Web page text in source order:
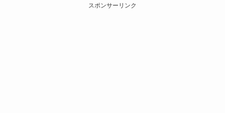
スポンサーリンク